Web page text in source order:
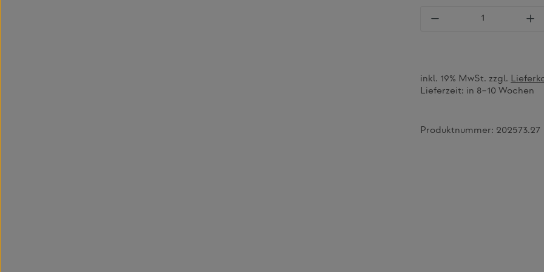
Produkt Anzahl:
inkl. 19% MwSt. zzgl.
Lieferzeit: in 8–10 Wochen
Produktnummer: 202573.27